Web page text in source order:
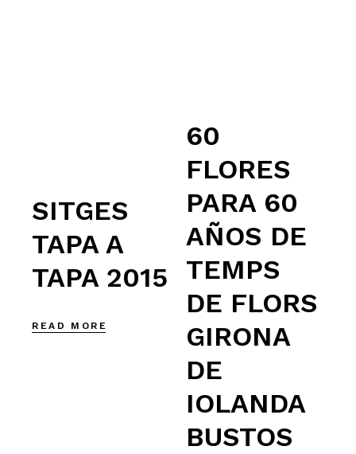
SITGES
TAPA A
TAPA 2015
READ MORE
60
FLORES
PARA 60
AÑOS DE
TEMPS
DE FLORS
GIRONA
DE
IOLANDA
BUSTOS